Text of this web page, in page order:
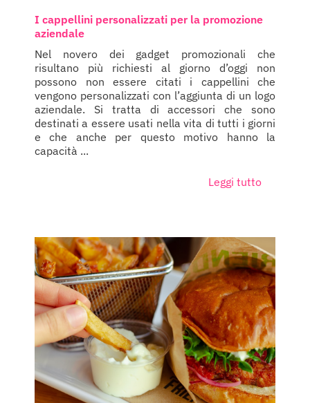
I cappellini personalizzati per la promozione
aziendale
Nel novero dei gadget promozionali che
risultano più richiesti al giorno d’oggi non
possono non essere citati i cappellini che
vengono personalizzati con l’aggiunta di un logo
aziendale. Si tratta di accessori che sono
destinati a essere usati nella vita di tutti i giorni
e che anche per questo motivo hanno la
capacità ...
Leggi tutto